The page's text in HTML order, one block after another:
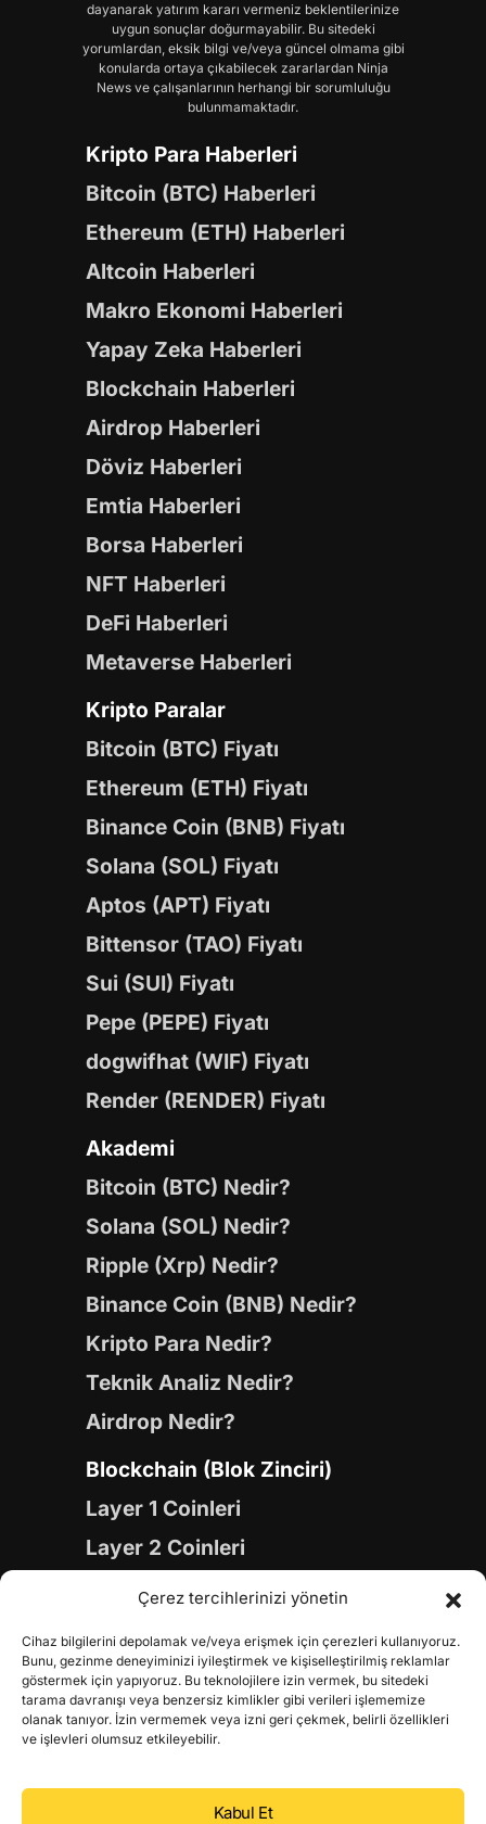
Çerez tercihlerinizi yönetin
Cihaz bilgilerini depolamak ve/veya erişmek için çerezleri kullanıyoruz.
Bunu, gezinme deneyiminizi iyileştirmek ve kişiselleştirilmiş reklamlar
göstermek için yapıyoruz. Bu teknolojilere izin vermek, bu sitedeki
tarama davranışı veya benzersiz kimlikler gibi verileri işlememize
olanak tanıyor. İzin vermemek veya izni geri çekmek, belirli özellikleri
ve işlevleri olumsuz etkileyebilir.
Kabul Et
dayanarak yatırım kararı vermeniz beklentilerinize
uygun sonuçlar doğurmayabilir. Bu sitedeki
yorumlardan, eksik bilgi ve/veya güncel olmama gibi
konularda ortaya çıkabilecek zararlardan Ninja
News ve çalışanlarının herhangi bir sorumluluğu
bulunmamaktadır.
Kripto Para Haberleri
Bitcoin (BTC) Haberleri
Ethereum (ETH) Haberleri
Altcoin Haberleri
Makro Ekonomi Haberleri
Yapay Zeka Haberleri
Blockchain Haberleri
Airdrop Haberleri
Döviz Haberleri
Emtia Haberleri
Borsa Haberleri
NFT Haberleri
DeFi Haberleri
Metaverse Haberleri
Kripto Paralar
Bitcoin (BTC) Fiyatı
Ethereum (ETH) Fiyatı
Binance Coin (BNB) Fiyatı
Solana (SOL) Fiyatı
Aptos (APT) Fiyatı
Bittensor (TAO) Fiyatı
Sui (SUI) Fiyatı
Pepe (PEPE) Fiyatı
dogwifhat (WIF) Fiyatı
Render (RENDER) Fiyatı
Akademi
Bitcoin (BTC) Nedir?
Solana (SOL) Nedir?
Ripple (Xrp) Nedir?
Binance Coin (BNB) Nedir?
Kripto Para Nedir?
Teknik Analiz Nedir?
Airdrop Nedir?
Blockchain (Blok Zinciri)
Layer 1 Coinleri
Layer 2 Coinleri
Yapay Zeka (AI) Coinleri
Gaming Coinleri
RWA Coinleri
DeFi Coinleri
DePIN Coinleri